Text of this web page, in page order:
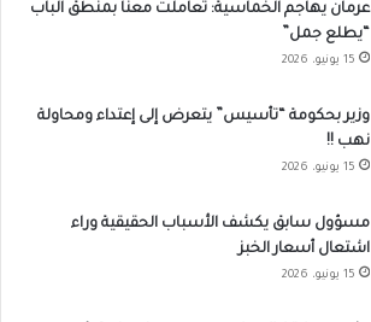
عرمان يهاجم الخماسية: تعاملت معنا بمنطق الباب
“يطلع جمل”
15 يونيو، 2026
وزير بحكومة “تأسيس” يتعرض إلى إعتداء ومحاولة
نهب !!
15 يونيو، 2026
مسؤول سابق يكشف الأسباب الحقيقية وراء
اشتعال أسعار الخبز
15 يونيو، 2026